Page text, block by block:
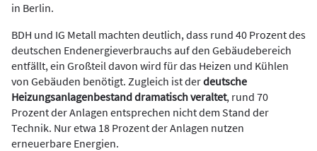
in Berlin.
BDH und IG Metall machten deutlich, dass rund 40 Prozent des
deutschen Endenergieverbrauchs auf den Gebäudebereich
entfällt, ein Großteil davon wird für das Heizen und Kühlen
von Gebäuden benötigt. Zugleich ist derdeutsche
Heizungsanlagenbestand dramatisch veraltet, rund 70
Prozent der Anlagen entsprechen nicht dem Stand der
Technik. Nur etwa 18 Prozent der Anlagen nutzen
erneuerbare Energien.